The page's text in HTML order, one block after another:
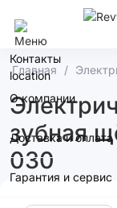
Контакты
О компании
Доставка и оплата
Гарантия и сервис
Главная
зубная
030